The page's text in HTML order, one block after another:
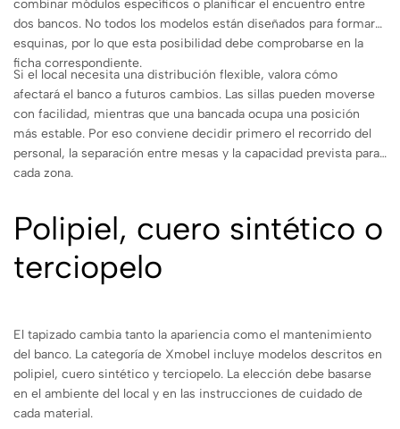
combinar módulos específicos o planificar el encuentro entre
dos bancos. No todos los modelos están diseñados para formar
esquinas, por lo que esta posibilidad debe comprobarse en la
ficha correspondiente.
Si el local necesita una distribución flexible, valora cómo
afectará el banco a futuros cambios. Las sillas pueden moverse
con facilidad, mientras que una bancada ocupa una posición
más estable. Por eso conviene decidir primero el recorrido del
personal, la separación entre mesas y la capacidad prevista para
cada zona.
Polipiel, cuero sintético o
terciopelo
El tapizado cambia tanto la apariencia como el mantenimiento
del banco. La categoría de Xmobel incluye modelos descritos en
polipiel, cuero sintético y terciopelo. La elección debe basarse
en el ambiente del local y en las instrucciones de cuidado de
cada material.